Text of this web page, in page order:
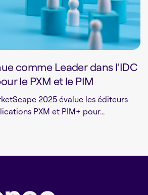
comme Leader dans l’IDC
le PXM et le PIM
2025 évalue les éditeurs
PXM et PIM+ pour...